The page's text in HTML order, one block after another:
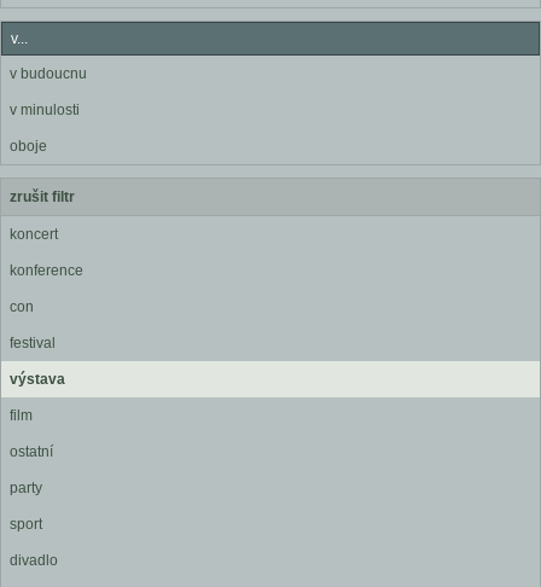
v...
v budoucnu
v minulosti
oboje
zrušit filtr
koncert
konference
con
festival
výstava
film
ostatní
party
sport
divadlo